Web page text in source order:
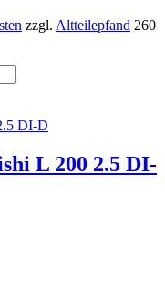
zzgl. Altteilepfand 260
L 200 2.5 DI-